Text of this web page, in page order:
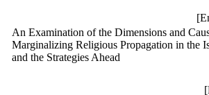
An Examination of the Dimensions and
Marginalizing ‎Religious Propagation in the
and the Strategies Ahead